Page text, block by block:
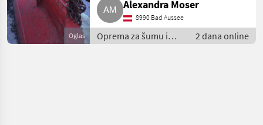
Oglas
Alexandra Moser
8990 Bad Aussee
Oprema za šumu i
obradu drveta / Vitla
2 dana online